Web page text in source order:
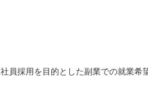
採用を目的とした副業での就業希